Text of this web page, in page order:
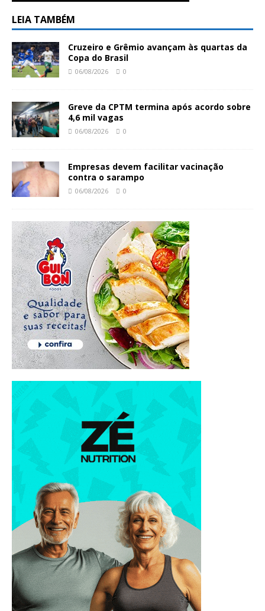
LEIA TAMBÉM
Cruzeiro e Grêmio avançam às quartas da
Copa do Brasil
06/08/2026 0
Greve da CPTM termina após acordo sobre
4,6 mil vagas
06/08/2026 0
Empresas devem facilitar vacinação
contra o sarampo
06/08/2026 0